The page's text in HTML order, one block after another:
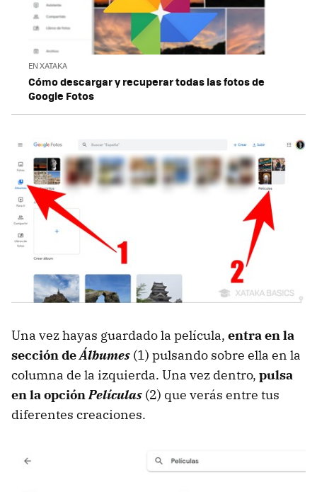
EN XATAKA
Cómo descargar y recuperar todas las fotos de
Google Fotos
Una vez hayas guardado la película, entra en la
sección deÁlbumes (1) pulsando sobre ella en la
columna de la izquierda. Una vez dentro, pulsa
en la opciónPelículas (2) que verás entre tus
diferentes creaciones.